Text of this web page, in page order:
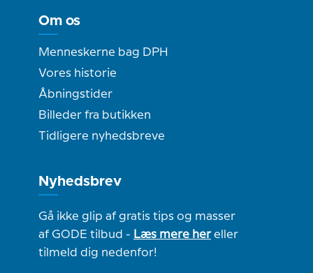
Om os
Menneskerne bag DPH
Vores historie
Åbningstider
Billeder fra butikken
Tidligere nyhedsbreve
Nyhedsbrev
Gå ikke glip af gratis tips og masser
af GODE tilbud - Læs mere hereller
tilmeld dig nedenfor!